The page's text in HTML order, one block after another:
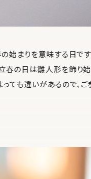
始まりを意味する日で
春の日は雛人形を飾り
ても違いがあるので、ご